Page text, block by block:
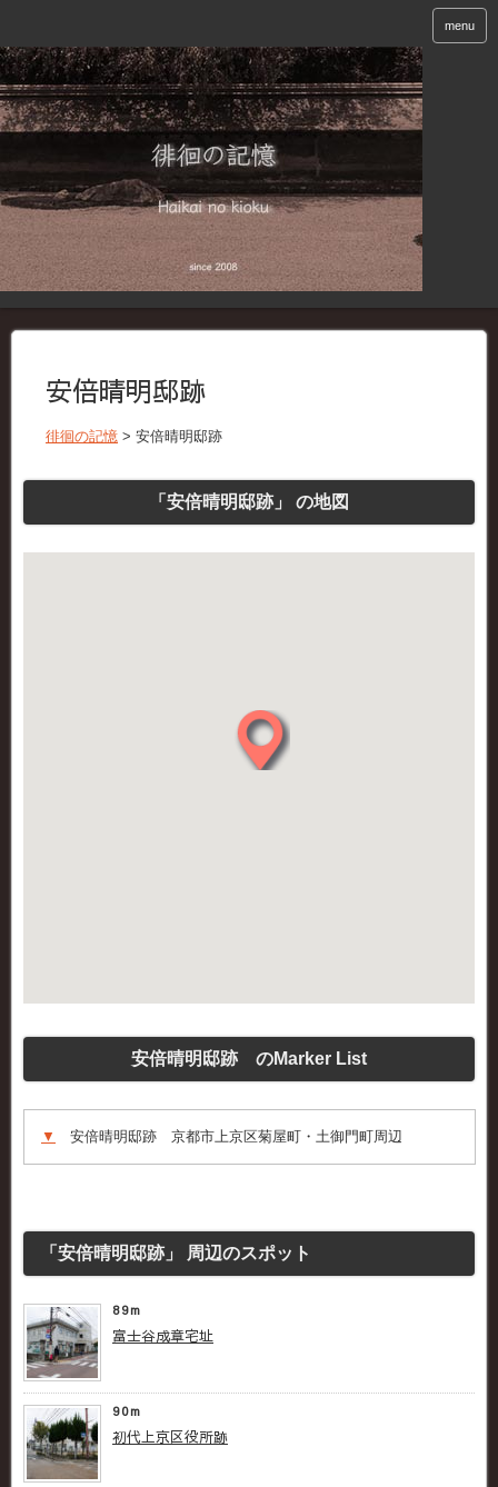
menu
安倍晴明邸跡
徘徊の記憶 > 安倍晴明邸跡
「安倍晴明邸跡」 の地図
安倍晴明邸跡 のMarker List
▼ 安倍晴明邸跡 京都市上京区菊屋町・土御門町周辺
「安倍晴明邸跡」 周辺のスポット
89m
富士谷成章宅址
90m
初代上京区役所跡